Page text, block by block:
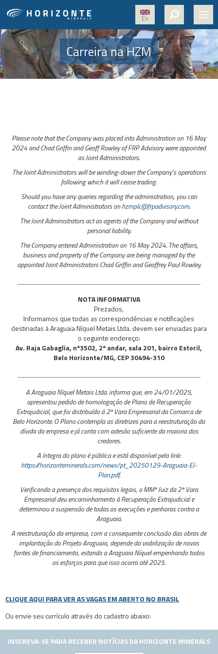
En
PÁGINA INICIAL
SOBRE NÓS
SUSTENTABILIDADE
TRABALHE CONOSCO
CONTATO
Carreira na HZM
Please note that the Company was placed into Administration on 16 May
2024 and Chad Griffin and Geoff Rowley of FRP Advisory were appointed
as Joint Administrators.
The Joint Administrators will be winding-down the Company’s operations
following which it will cease trading.
Should you have any queries regarding the administration, you can
contact the Joint Administrators onhzmplc@frpadvisory.com.
The Joint Administrators act as agents of the Company and without
personal liability.
The Company entered Administration on 16 May 2024. The affairs,
business and property of the Company are being managed by the
appointed Joint Administrators Chad Griffin and Geoffrey Paul Rowley.
NOTA INFORMATIVA
Prezados,
Informamos que todas as correspondências e notificações
destinadas à Araguaia Níquel Metais Ltda. devem ser enviadas para
o seguinte endereço:
Av. Raja Gabaglia, nº3502, 2º andar, sala 201, bairro Estoril,
Belo Horizonte/MG, CEP 30494-310
A Araguaia Níquel Metais Ltda. informa que, em 24/01/2025,
apresentou pedido de homologação de Plano de Recuperação
Extrajudicial, que foi distribuído à 2ª Vara Empresarial da Comarca de
Belo Horizonte. O Plano contempla as diretrizes para a reestruturação da
dívida da empresa e já conta com adesão suficiente da maioria dos
credores.
A íntegra do plano é pública e está disponível pelo link:
https://horizonteminerals.com/news/pt_20250129-Araguaia-EJ-
Plan.pdf.
Verificando a presença dos requisitos legais, o MMº Juiz da 2ª Vara
Empresarial deu encaminhamento à Recuperação Extrajudicial e
determinou a suspensão de todas as execuções e penhoras contra a
Araguaia.
A reestruturação da empresa, com a consequente conclusão das obras de
implantação do Projeto Araguaia, depende da viabilização de novas
fontes de financiamento, estando a Araguaia Níquel empenhando todos
os esforços para que isso ocorra até 2025.
CLIQUE AQUI PARA VER AS VAGAS EM ABERTO NO BRASIL
Ou envie seu currículo através do cadastro abaixo:
INSCREVA-SE PARA RECEBER NOTÍCIAS DA HORIZONTE MINERALS